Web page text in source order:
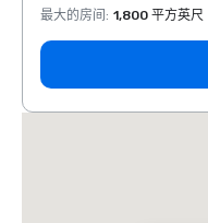
最大的房间 : 1,800 平方英尺